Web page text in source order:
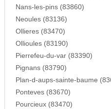
Nans-les-pins (83860)
Neoules (83136)
Ollieres (83470)
Ollioules (83190)
Pierrefeu-du-var (83390)
Pignans (83790)
Plan-d-aups-sainte-baume
Ponteves (83670)
Pourcieux (83470)